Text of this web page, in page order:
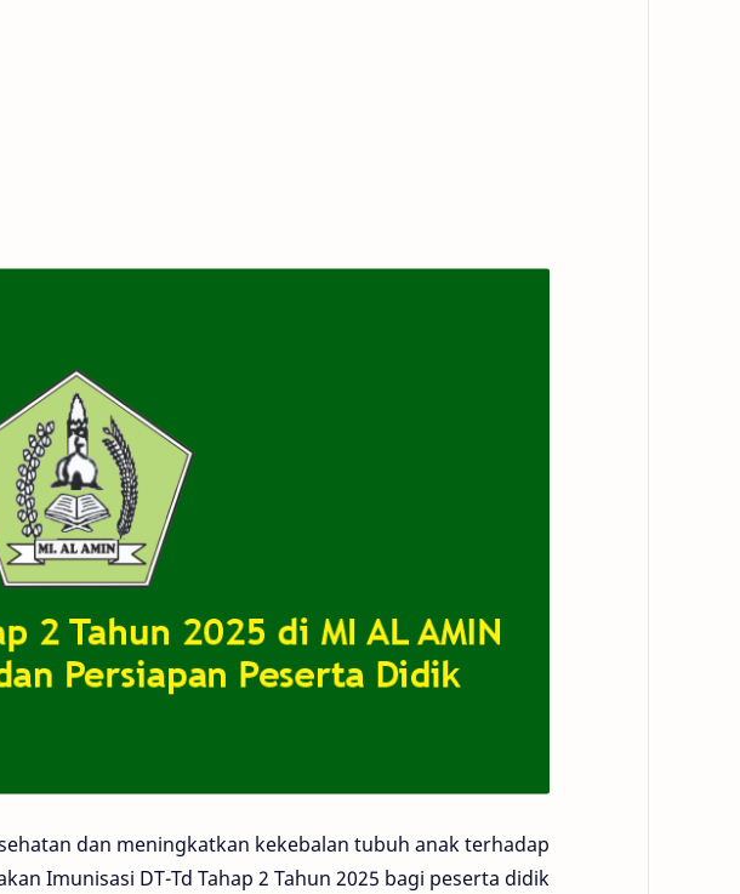
dan meningkatkan kekebalan tubuh anak terhadap
Imunisasi DT-Td Tahap 2 Tahun 2025 bagi peserta didik